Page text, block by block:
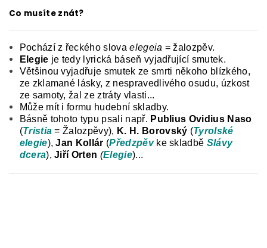
Co musíte znát?
Pochází z řeckého slovaelegeia = žalozpěv.
Elegie je tedy lyrická báseň vyjadřující smutek.
Většinou vyjadřuje smutek ze smrti někoho blízkého,
ze zklamané lásky, z nespravedlivého osudu, úzkost
ze samoty, žal ze ztráty vlasti...
Může mít i formu hudební skladby.
Básně tohoto typu psali např. Publius Ovidius Naso
(Tristia = Žalozpěvy), K. H. Borovský (Tyrolské
elegie),Jan Kollár (Předzpěvke skladbě Slávy
dcera),Jiří Orten (Elegie)...